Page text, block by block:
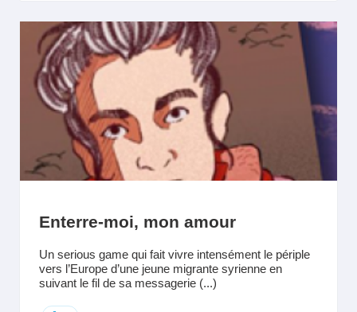
Enterre-moi, mon amour
Un serious game qui fait vivre intensément le périple
vers l’Europe d’une jeune migrante syrienne en
suivant le fil de sa messagerie (...)